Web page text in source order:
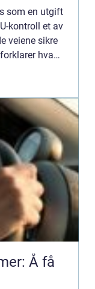
som en utgift
kontroll et av
veiene sikre
hva
Å få